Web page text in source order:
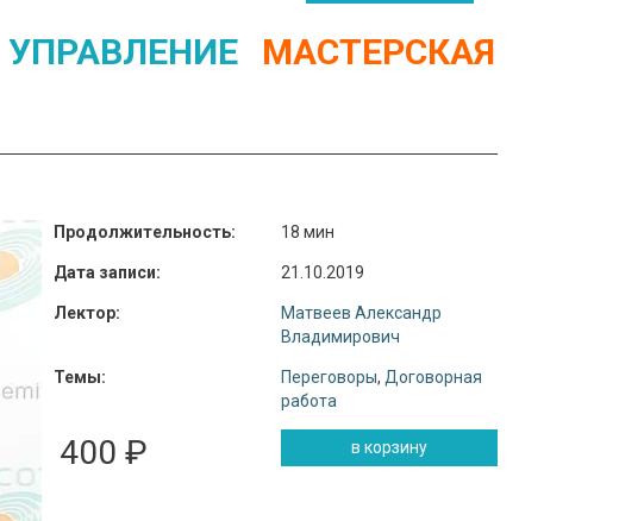
УПРАВЛЕНИЕ МАСТЕРСКАЯ
Продолжительность: 18 мин
Дата записи: 21.10.2019
Лектор:
Матвеев Александр
Владимирович
Темы: Переговоры, Договорная
работа
400 ₽